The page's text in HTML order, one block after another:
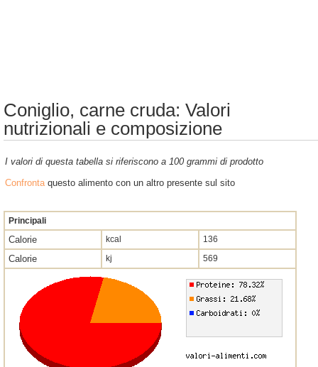
Coniglio, carne cruda: Valori
nutrizionali e composizione
I valori di questa tabella si riferiscono a 100 grammi di prodotto
Confrontaquesto alimento con un altro presente sul sito
Principali
Calorie kcal 136
Calorie kj 569